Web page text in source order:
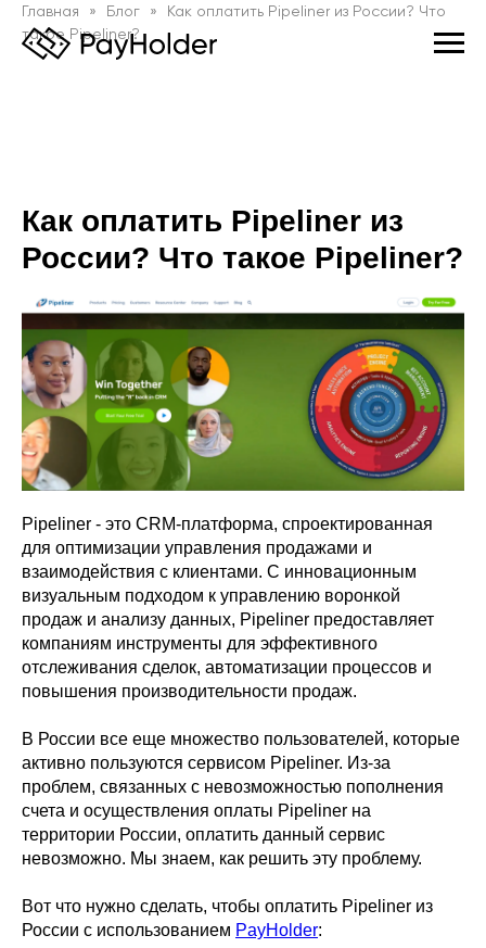
Главная Блог
Как оплатить Pipeliner из России? Что
такое Pipeliner?
Как оплатить Pipeliner из
России? Что такое Pipeliner?
Pipeliner - это CRM-платформа, спроектированная
для оптимизации управления продажами и
взаимодействия с клиентами. С инновационным
визуальным подходом к управлению воронкой
продаж и анализу данных, Pipeliner предоставляет
компаниям инструменты для эффективного
отслеживания сделок, автоматизации процессов и
повышения производительности продаж.
В России все еще множество пользователей, которые
активно пользуются сервисом Pipeliner. Из-за
проблем, связанных с невозможностью пополнения
счета и осуществления оплаты Pipeliner на
территории России, оплатить данный сервис
невозможно. Мы знаем, как решить эту проблему.
Вот что нужно сделать, чтобы оплатить Pipeliner из
России с использованием PayHolder: